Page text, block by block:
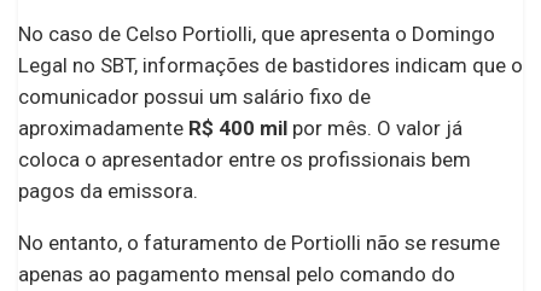
No caso de Celso Portiolli, que apresenta o Domingo
Legal no SBT, informações de bastidores indicam que o
comunicador possui um salário fixo de
aproximadamente R$ 400 mil por mês. O valor já
coloca o apresentador entre os profissionais bem
pagos da emissora.
No entanto, o faturamento de Portiolli não se resume
apenas ao pagamento mensal pelo comando do